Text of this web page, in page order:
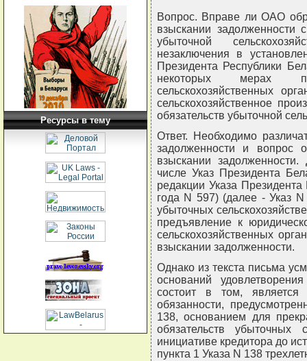
Ресурсы в тему
Вопрос. Вправе ли ОАО
взыскании задолженности
убыточной
незаключения в
Президента Республики
некоторых мерах
сельскохозяйственных
сельскохозяйственное
обязательств убыточной
Ответ. Необходимо
задолженности и вопрос
взыскании
числе Указ Президента
редакции Указа
года N 597) (далее - Указ
убыточных
предъявление к
сельскохозяйственных
взыскании задолженности.
Однако из текста письма
оснований
состоит в том,
обязанности,
138, основанием для
обязательств убыточных
инициативе кредитора до
пункта 1 Указа N 138